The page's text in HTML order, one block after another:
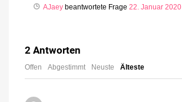
AJaey beantwortete Frage 22. Januar 2020
2 Antworten
Offen Abgestimmt Neuste Älteste